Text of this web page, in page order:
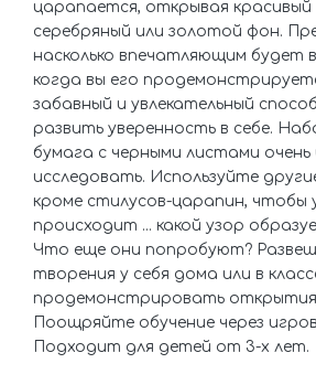
царапается, открывая
серебряный или золотой фон.
насколько впечатляющим будет
когда вы его
забавный и увлекательный
развить уверенность в себе.
бумага с черными листами
исследовать. Используйте
кроме стилусов-царапин, чтобы
происходит ... какой узор
Что еще они попробуют?
творения у себя дома или в
продемонстрировать
Поощряйте обучение через
Подходит для детей от 3-х лет.